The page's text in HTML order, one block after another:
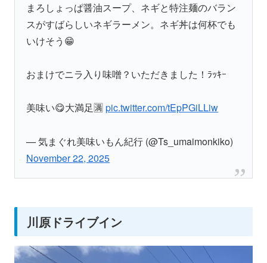
まろしょっぱ醤油スープ、ネギと特注麺のバラン
スがすばらしいネギラーメン。ネギ丼は何杯でも
いけそう😁
おまけでニラ入り味噌？いただきました！ﾗｯｷｰ
美味い😋大満足🈵pic.twitter.com/tEpPGiLLiw
— 気まぐれ美味いもん紀行 (@Ts_umaimonkiko)
November 22, 2025
川原ドライブイン